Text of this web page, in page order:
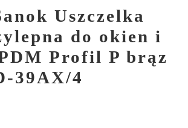
Uszczelka
do okien i
Profil P brąz
39AX/4